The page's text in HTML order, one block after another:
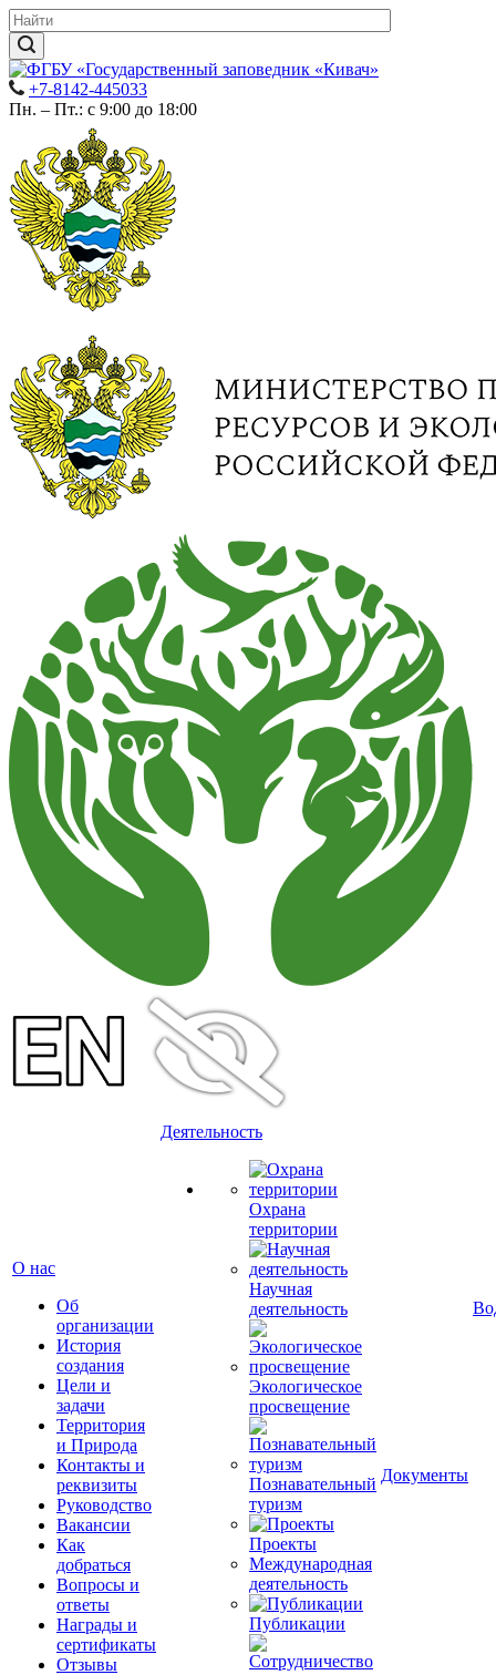
+7-8142-445033
Пн. – Пт.: с 9:00 до 18:00
О нас
Об
организации
История
создания
Цели и
задачи
Территория
и Природа
Контакты и
реквизиты
Руководство
Вакансии
Как
добраться
Вопросы и
ответы
Награды и
сертификаты
Отзывы
Деятельность
Охрана
территории
Научная
деятельность
Экологическое
просвещение
Познавательный
туризм
Проекты
Международная
деятельность
Публикации
Документы